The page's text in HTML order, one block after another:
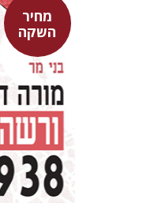
מחיר
השקה
בני מר